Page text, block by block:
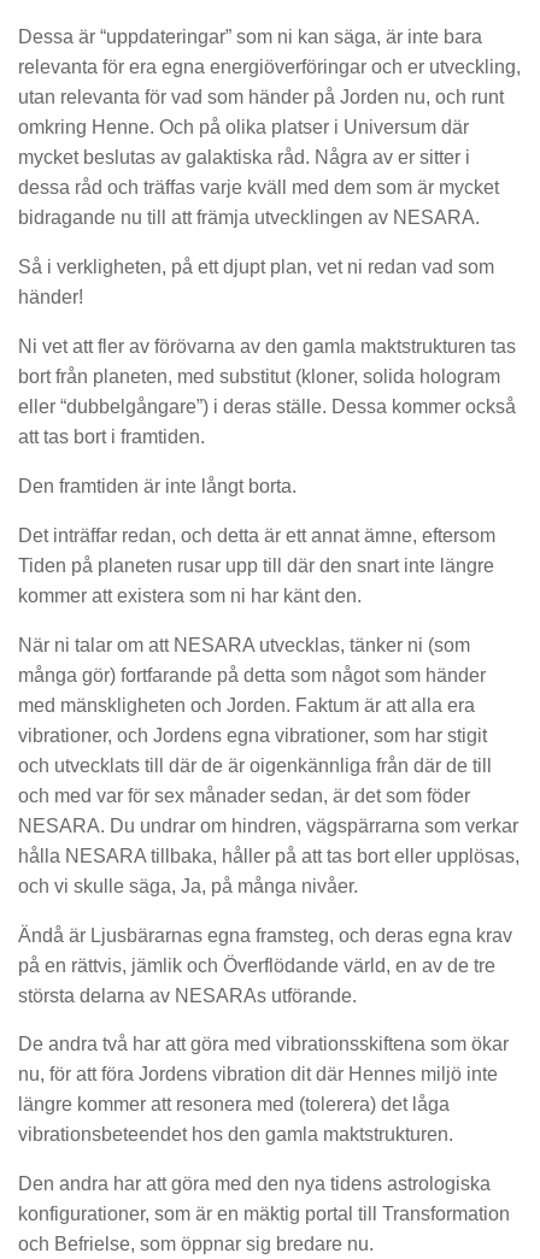
Dessa är “uppdateringar” som ni kan säga, är inte bara
relevanta för era egna energiöverföringar och er utveckling,
utan relevanta för vad som händer på Jorden nu, och runt
omkring Henne. Och på olika platser i Universum där
mycket beslutas av galaktiska råd. Några av er sitter i
dessa råd och träffas varje kväll med dem som är mycket
bidragande nu till att främja utvecklingen av NESARA.
Så i verkligheten, på ett djupt plan, vet ni redan vad som
händer!
Ni vet att fler av förövarna av den gamla maktstrukturen tas
bort från planeten, med substitut (kloner, solida hologram
eller “dubbelgångare”) i deras ställe. Dessa kommer också
att tas bort i framtiden.
Den framtiden är inte långt borta.
Det inträffar redan, och detta är ett annat ämne, eftersom
Tiden på planeten rusar upp till där den snart inte längre
kommer att existera som ni har känt den.
När ni talar om att NESARA utvecklas, tänker ni (som
många gör) fortfarande på detta som något som händer
med mänskligheten och Jorden. Faktum är att alla era
vibrationer, och Jordens egna vibrationer, som har stigit
och utvecklats till där de är oigenkännliga från där de till
och med var för sex månader sedan, är det som föder
NESARA. Du undrar om hindren, vägspärrarna som verkar
hålla NESARA tillbaka, håller på att tas bort eller upplösas,
och vi skulle säga, Ja, på många nivåer.
Ändå är Ljusbärarnas egna framsteg, och deras egna krav
på en rättvis, jämlik och Överflödande värld, en av de tre
största delarna av NESARAs utförande.
De andra två har att göra med vibrationsskiftena som ökar
nu, för att föra Jordens vibration dit där Hennes miljö inte
längre kommer att resonera med (tolerera) det låga
vibrationsbeteendet hos den gamla maktstrukturen.
Den andra har att göra med den nya tidens astrologiska
konfigurationer, som är en mäktig portal till Transformation
och Befrielse, som öppnar sig bredare nu.